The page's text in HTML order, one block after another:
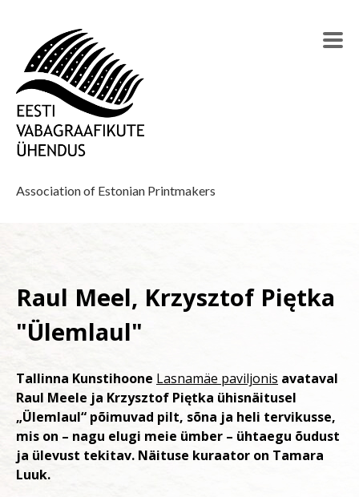
Association of Estonian Printmakers
Raul Meel, Krzysztof Piętka
"Ülemlaul"
Tallinna Kunstihoone Lasnamäe paviljonis avataval
Raul Meele ja Krzysztof Piętka ühisnäitusel
„Ülemlaul“ põimuvad pilt, sõna ja heli tervikusse,
mis on – nagu elugi meie ümber – ühtaegu õudust
ja ülevust tekitav. Näituse kuraator on Tamara
Luuk.